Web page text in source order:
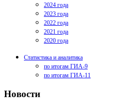
2024 года
2023 года
2022 года
2021 года
2020 года
Статистика и аналитика
по итогам ГИА-9
по итогам ГИА-11
Новости